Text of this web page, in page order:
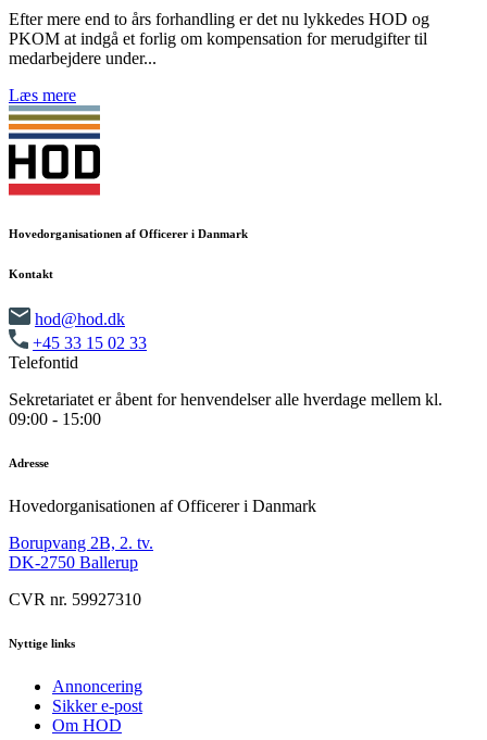
Efter mere end to års forhandling er det nu lykkedes HOD og
PKOM at indgå et forlig om kompensation for merudgifter til
medarbejdere under...
Læs mere
Hovedorganisationen af Officerer i Danmark
Kontakt
hod@hod.dk
+45 33 15 02 33
Telefontid
Sekretariatet er åbent for henvendelser alle hverdage mellem kl.
09:00 - 15:00
Adresse
Hovedorganisationen af Officerer i Danmark
Borupvang 2B, 2. tv.
DK-2750 Ballerup
CVR nr. 59927310
Nyttige links
Annoncering
Sikker e-post
Om HOD